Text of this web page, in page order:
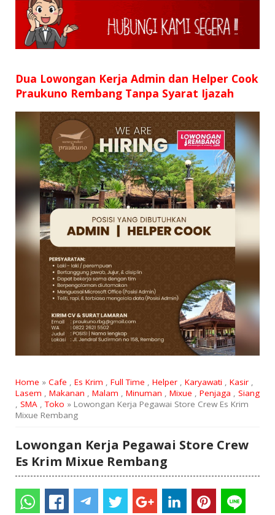
SMP
D3
SURAT LAMARAN
RIWAYAT HIDUP
Dua Lowongan Kerja Admin dan Helper Cook
Praukuno Rembang Tanpa Syarat Ijazah
Home » Cafe , Es Krim , Full Time , Helper, Karyawati , Kasir,
Lasem , Makanan , Malam , Minuman , Mixue , Penjaga , Siang
, SMA,Toko » Lowongan Kerja Pegawai Store Crew Es Krim
Mixue Rembang
Lowongan Kerja Pegawai Store Crew
Es Krim Mixue Rembang